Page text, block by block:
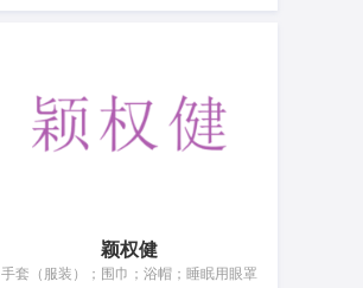
颖权健
手套（服装）；围巾；浴帽；睡眠用眼罩